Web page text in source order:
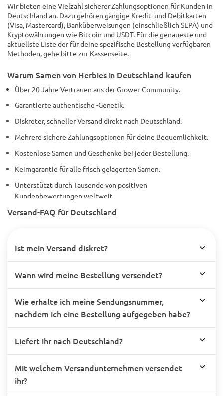
Wir bieten eine Vielzahl sicherer Zahlungsoptionen für Kunden in
Deutschland an. Dazu gehören gängige Kredit- und Debitkarten
(Visa, Mastercard), Banküberweisungen (einschließlich SEPA) und
Kryptowährungen wie Bitcoin und USDT. Für die genaueste und
aktuellste Liste der für deine spezifische Bestellung verfügbaren
Methoden, gehe bitte zur Kassenseite.
Warum Samen von Herbies in Deutschland kaufen
Über 20 Jahre Vertrauen aus der Grower-Community.
Garantierte authentische -Genetik.
Diskreter, schneller Versand direkt nach Deutschland.
Mehrere sichere Zahlungsoptionen für deine Bequemlichkeit.
Kostenlose Samen und Geschenke bei jeder Bestellung.
Keimgarantie für alle frisch gelagerten Samen.
Unterstützt durch Tausende von positiven
Kundenbewertungen weltweit.
Versand-FAQ für Deutschland
Ist mein Versand diskret?
Wann wird meine Bestellung versendet?
Wie erhalte ich meine Sendungsnummer,
nachdem ich eine Bestellung aufgegeben habe?
Liefert ihr nach Deutschland?
Mit welchem Versandunternehmen versendet
ihr?